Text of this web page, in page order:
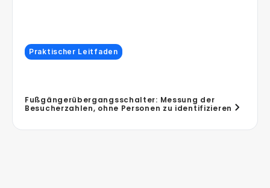
Praktischer Leitfaden
Fußgängerübergangsschalter: Messung der
Besucherzahlen, ohne Personen zu identifizieren